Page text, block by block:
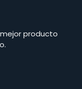
producto